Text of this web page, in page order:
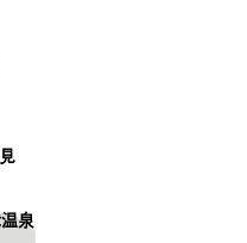
泉